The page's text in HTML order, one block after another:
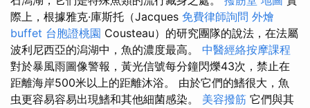
際上，根據雅克·庫斯托（Jacques 免費律師詢問 外燴
buffet 台胞證桃園 Cousteau）的研究團隊的說法，在法屬
波利尼西亞的潟湖中，魚的濃度最高。 中醫經絡按摩課程
對於暴風雨圖像警報，黃光信號每分鐘閃爍43次，禁止在
距離海岸500米以上的距離沐浴。 由於它們的鰭很大，魚
虫更容易容易出現鰭和其他細菌感染。 美容撥筋 它們與其